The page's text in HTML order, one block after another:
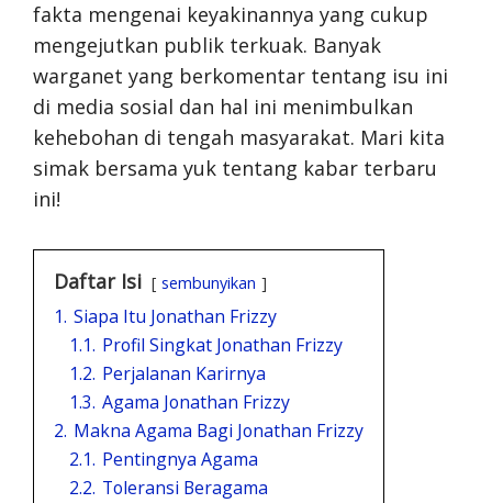
fakta mengenai keyakinannya yang cukup
mengejutkan publik terkuak. Banyak
warganet yang berkomentar tentang isu ini
di media sosial dan hal ini menimbulkan
kehebohan di tengah masyarakat. Mari kita
simak bersama yuk tentang kabar terbaru
ini!
Daftar Isi sembunyikan
1. Siapa Itu Jonathan Frizzy
1.1. Profil Singkat Jonathan Frizzy
1.2. Perjalanan Karirnya
1.3. Agama Jonathan Frizzy
2. Makna Agama Bagi Jonathan Frizzy
2.1. Pentingnya Agama
2.2. Toleransi Beragama